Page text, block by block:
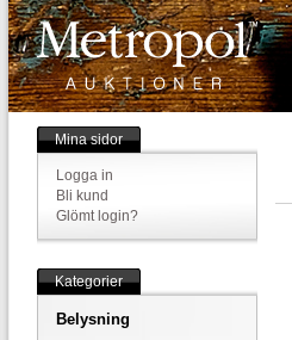
Mina sidor
Logga in
Bli kund
Glömt login?
Kategorier
Belysning